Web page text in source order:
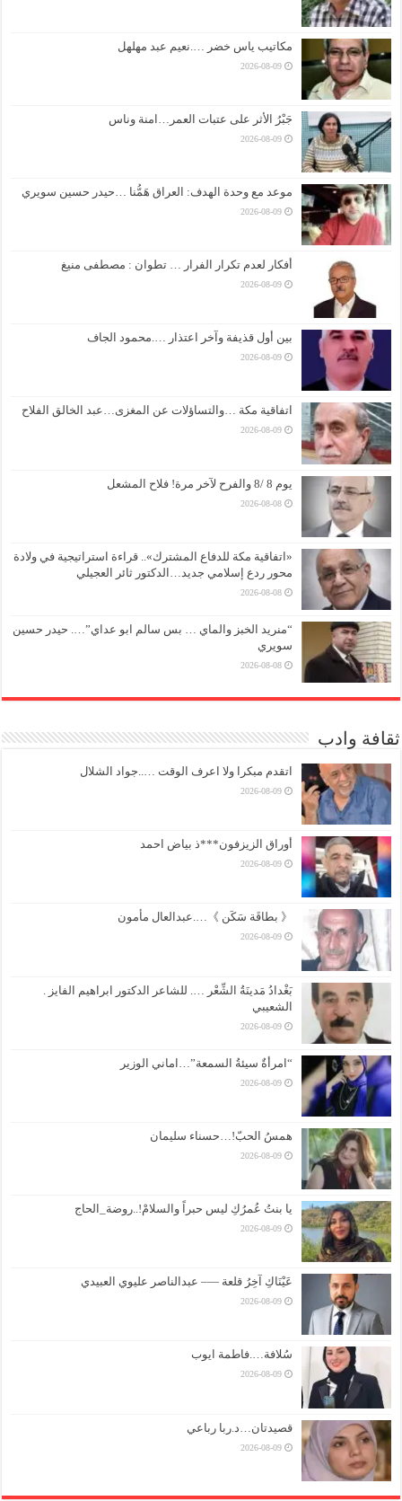
مكاتيب ياس خضر ….نعيم عبد مهلهل
2026-08-09
جَبْرُ الأثر على عتبات العمر…امنة وناس
2026-08-09
موعد مع وحدة الهدف: العراق هَمُّنا …حيدر حسين سويري
2026-08-09
أفكار لعدم تكرار الفرار … تطوان : مصطفى منيغ
2026-08-09
بين أول قذيفة وآخر اعتذار ….محمود الجاف
2026-08-09
اتفاقية مكة …والتساؤلات عن المغزى…عبد الخالق الفلاح
2026-08-09
يوم 8 /8 والفرح لآخر مرة! فلاح المشعل
2026-08-08
«اتفاقية مكة للدفاع المشترك».. قراءة استراتيجية في ولادة
محور ردع إسلامي جديد…الدكتور ثائر العجيلي
2026-08-08
“منريد الخبز والماي … بس سالم ابو عداي”…. حيدر حسين
سويري
2026-08-08
ثقافة وادب
اتقدم مبكرا ولا اعرف الوقت …..جواد الشلال
2026-08-09
أوراق الزيزفون***ذ بياض احمد
2026-08-09
《 بطاقَة سَكَن 》….عبدالعال مأمون
2026-08-09
بَغْدادُ مَدينَةُ الشِّعْر …. للشاعر الدكتور ابراهيم الفايز .
الشعيبي
2026-08-09
“امرأةٌ سيئةُ السمعة”…اماني الوزير
2026-08-09
همسُ الحبّ!…حسناء سليمان
2026-08-09
يا بنتُ عُمرُكِ ليس حبراً والسلامْ!..روضة_الحاج
2026-08-09
عَيْنَاكِ آخِرُ قلعة —– عبدالناصر عليوي العبيدي
2026-08-09
سُلافة….فاطمة ايوب
2026-08-09
قصيدتان…د.ربا رباعي
2026-08-09